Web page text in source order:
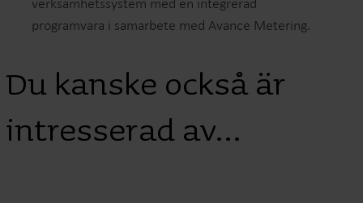
programvara i samarbete med Avance Metering.
Du kanske också är
intresserad av...